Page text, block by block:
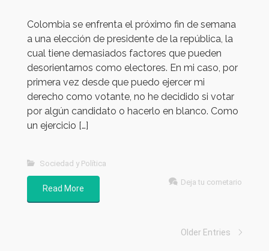
Colombia se enfrenta el próximo fin de semana
a una elección de presidente de la república, la
cual tiene demasiados factores que pueden
desorientarnos como electores. En mi caso, por
primera vez desde que puedo ejercer mi
derecho como votante, no he decidido si votar
por algún candidato o hacerlo en blanco. Como
un ejercicio […]
Sociedad y Política
Read More
Deja tu cometario
Older Entries